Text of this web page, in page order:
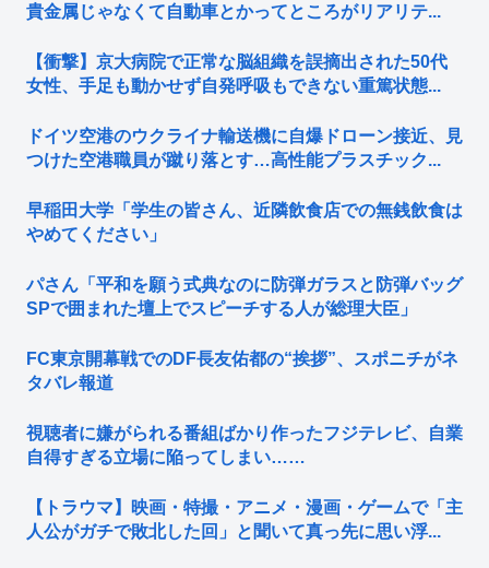
貴金属じゃなくて自動車とかってところがリアリテ...
【衝撃】京大病院で正常な脳組織を誤摘出された50代
女性、手足も動かせず自発呼吸もできない重篤状態...
ドイツ空港のウクライナ輸送機に自爆ドローン接近、見
つけた空港職員が蹴り落とす…高性能プラスチック...
早稲田大学「学生の皆さん、近隣飲食店での無銭飲食は
やめてください」
パさん「平和を願う式典なのに防弾ガラスと防弾バッグ
SPで囲まれた壇上でスピーチする人が総理大臣」
FC東京開幕戦でのDF長友佑都の“挨拶”、スポニチがネ
タバレ報道
視聴者に嫌がられる番組ばかり作ったフジテレビ、自業
自得すぎる立場に陥ってしまい……
【トラウマ】映画・特撮・アニメ・漫画・ゲームで「主
人公がガチで敗北した回」と聞いて真っ先に思い浮...